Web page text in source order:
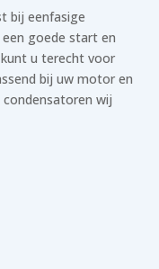
bij eenfasige
goede start en
u terecht voor
bij uw motor en
wij